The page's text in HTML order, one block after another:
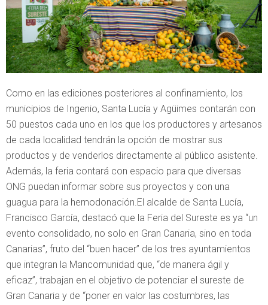
Como en las ediciones posteriores al confinamiento, los
municipios de Ingenio, Santa Lucía y Agüimes contarán con
50 puestos cada uno en los que los productores y artesanos
de cada localidad tendrán la opción de mostrar sus
productos y de venderlos directamente al público asistente.
Además, la feria contará con espacio para que diversas
ONG puedan informar sobre sus proyectos y con una
guagua para la hemodonación.El alcalde de Santa Lucía,
Francisco García, destacó que la Feria del Sureste es ya “un
evento consolidado, no solo en Gran Canaria, sino en toda
Canarias”, fruto del “buen hacer” de los tres ayuntamientos
que integran la Mancomunidad que, “de manera ágil y
eficaz”, trabajan en el objetivo de potenciar el sureste de
Gran Canaria y de “poner en valor las costumbres, las